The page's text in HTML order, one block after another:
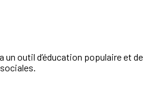
un outil d’éducation populaire et de